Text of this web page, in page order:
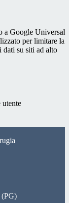
a Google Universal
per limitare la
dati su siti ad alto
(PG)